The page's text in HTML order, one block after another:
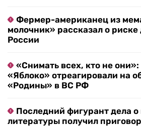
Фермер-американец из
молочник» рассказал о
России
«Снимать всех, кто не
«Яблоко» отреагировали на
«Родины» в ВС РФ
Последний фигурант дела
литературы получил приговор